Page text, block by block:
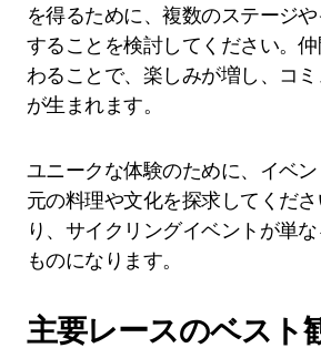
を得るために、複数のステージ
することを検討してください。
わることで、楽しみが増し、コ
が生まれます。
ユニークな体験のために、イベ
元の料理や文化を探求してくだ
り、サイクリングイベントが単
ものになります。
主要レースのベスト